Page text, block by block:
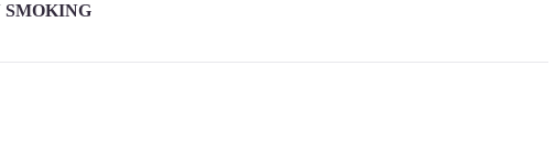
SMOKING